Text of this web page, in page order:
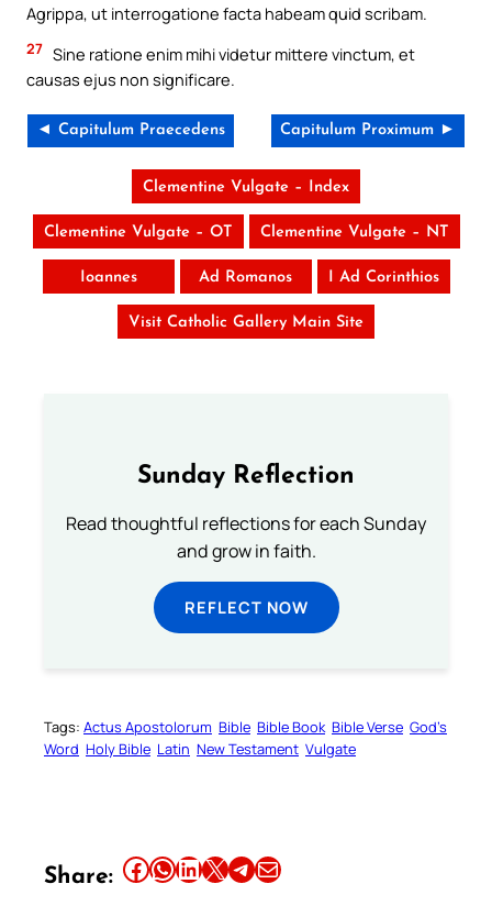
Agrippa, ut interrogatione facta habeam quid scribam.
27 Sine ratione enim mihi videtur mittere vinctum, et
causas ejus non significare.
◄ Capitulum Praecedens Capitulum Proximum ►
Clementine Vulgate – Index
Clementine Vulgate – OT Clementine Vulgate – NT
Ioannes Ad Romanos I Ad Corinthios
Visit Catholic Gallery Main Site
Sunday Reflection
Read thoughtful reflections for each Sunday
and grow in faith.
REFLECT NOW
Tags: Actus Apostolorum Bible Bible Book Bible Verse God’s
Word Holy Bible Latin New Testament Vulgate
Share: Share this article on Facebook Share this article on WhatsApp Share this article on LinkedIn Share this article on X Share this article on TelegramEmail this Article